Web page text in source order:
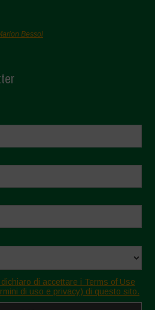
Bessol
di accettare i Terms of Use
di uso e privacy) di questo sito.